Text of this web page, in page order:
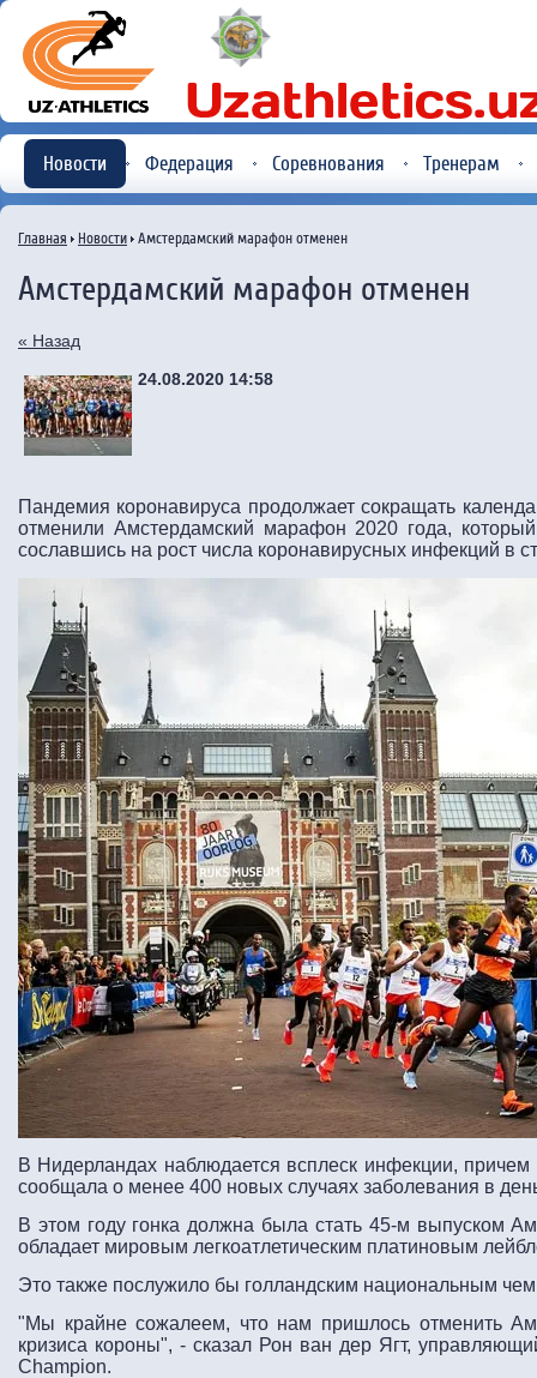
Новости Федерация Соревнования Тренерам
Главная Новости Амстердамский марафон отменен
Амстердамский марафон отменен
« Назад
24.08.2020 14:58
Пандемия коронавируса продолжает сокращать
отменили Амстердамский марафон 2020 года,
сославшись на рост числа коронавирусных инфекций в
В Нидерландах наблюдается всплеск инфекции, причем
сообщала о менее 400 новых случаях заболевания в
В этом году гонка должна была стать 45-м выпуском
обладает мировым легкоатлетическим платиновым
Это также послужило бы голландским национальным
"Мы крайне сожалеем, что нам пришлось отменить
кризиса короны", - сказал Рон ван дер Ягт,
Champion.